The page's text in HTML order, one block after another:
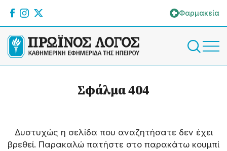
Φαρμακεία
Σφάλμα 404
Δυστυχώς η σελίδα που αναζητήσατε δεν έχει
βρεθεί. Παρακαλώ πατήστε στο παρακάτω κουμπί